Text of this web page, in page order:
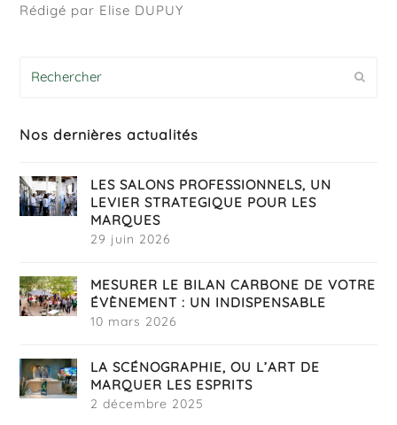
Rédigé par Elise DUPUY
Nos dernières actualités
LES SALONS PROFESSIONNELS, UN
LEVIER STRATEGIQUE POUR LES
MARQUES
29 juin 2026
MESURER LE BILAN CARBONE DE VOTRE
ÉVÈNEMENT : UN INDISPENSABLE
10 mars 2026
LA SCÉNOGRAPHIE, OU L’ART DE
MARQUER LES ESPRITS
2 décembre 2025